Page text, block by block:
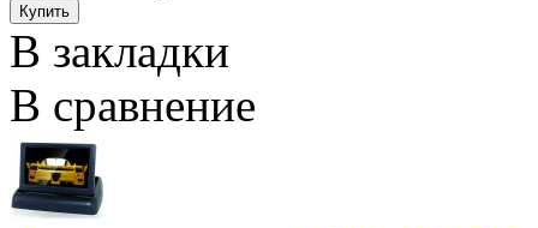
В закладки
В сравнение